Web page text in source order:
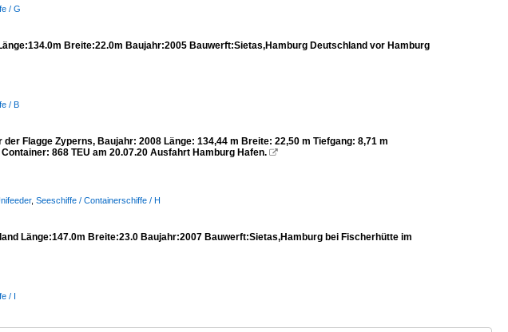
/ G
Breite:22.0m Baujahr:2005 Bauwerft:Sietas,Hamburg Deutschland vor Hamburg
/ B
Flagge Zyperns, Baujahr: 2008 Länge: 134,44 m Breite: 22,50 m Tiefgang: 8,71 m
868 TEU am 20.07.20 Ausfahrt Hamburg Hafen. 
, Seeschiffe / Containerschiffe / H
Länge:147.0m Breite:23.0 Baujahr:2007 Bauwerft:Sietas,Hamburg bei Fischerhütte im
/ I